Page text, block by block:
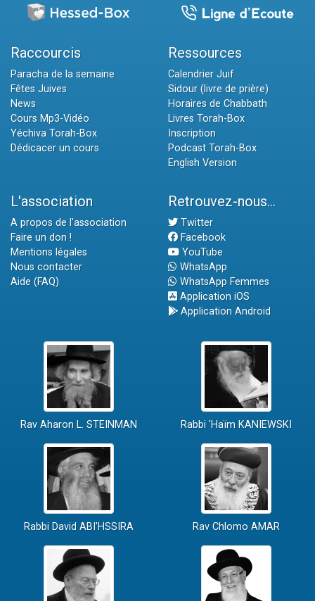
Raccourcis
Paracha de la semaine
Fêtes Juives
News
Cours Mp3-Vidéo
Yéchiva Torah-Box
Dédicacer un cours
Ressources
Calendrier Juif
Sidour (livre de prière)
Horaires de Chabbath
Livres Torah-Box
Inscription
Podcast Torah-Box
English Version
L'association
A propos de l'association
Faire un don !
Mentions légales
Nous contacter
Aide (FAQ)
Retrouvez-nous...
Twitter
Facebook
YouTube
WhatsApp
WhatsApp Femmes
Application iOS
Application Android
Rav Aharon L. STEINMAN Rabbi 'Haïm KANIEWSKI
Rabbi David ABI'HSSIRA Rav Chlomo AMAR